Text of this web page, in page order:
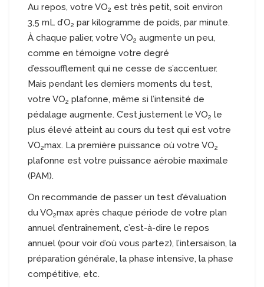
Au repos, votre VO2 est très petit, soit environ
3,5 mL d’O2 par kilogramme de poids, par minute.
À chaque palier, votre VO2 augmente un peu,
comme en témoigne votre degré
d’essoufflement qui ne cesse de s’accentuer.
Mais pendant les derniers moments du test,
votre VO2 plafonne, même si l’intensité de
pédalage augmente. C’est justement le VO2 le
plus élevé atteint au cours du test qui est votre
VO2max. La première puissance où votre VO2
plafonne est votre puissance aérobie maximale
(PAM).
On recommande de passer un test d’évaluation
du VO2max après chaque période de votre plan
annuel d’entraînement, c’est-à-dire le repos
annuel (pour voir d’où vous partez), l’intersaison, la
préparation générale, la phase intensive, la phase
compétitive, etc.